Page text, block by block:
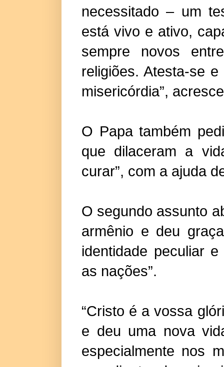
necessitado – um
está vivo e ativo,
sempre novos
religiões. Atesta-se
misericórdia”,
O Papa também
que dilaceram a
curar”, com a ajuda
O segundo assunto
armênio e deu
identidade peculiar
as nações”.
“Cristo é a vossa
e deu uma nova
especialmente nos